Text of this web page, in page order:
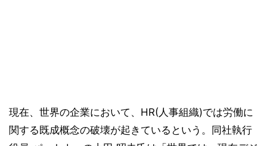
現在、世界の企業において、HR(人事組織)では労働に
関する既成概念の破壊が起きているという。同社執行